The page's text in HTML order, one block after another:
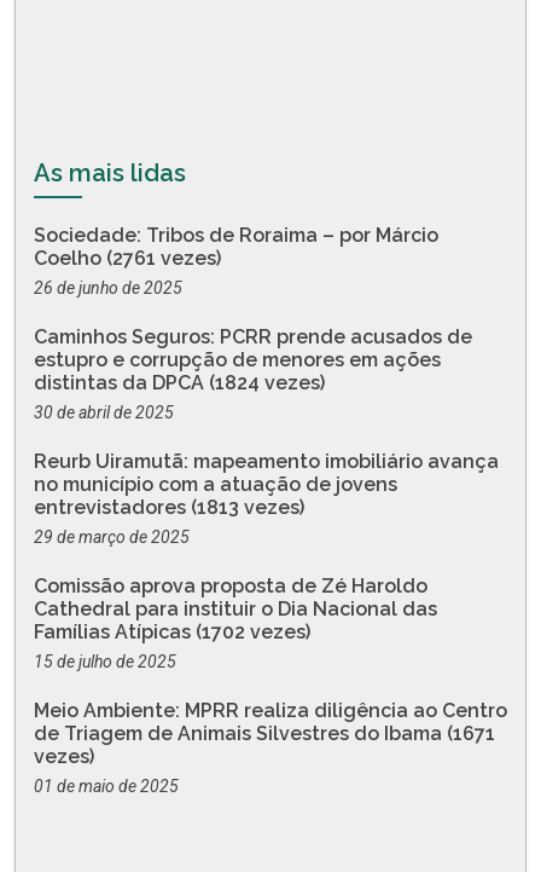
As mais lidas
Sociedade: Tribos de Roraima – por Márcio
Coelho (2761 vezes)
26 de junho de 2025
Caminhos Seguros: PCRR prende acusados de
estupro e corrupção de menores em ações
distintas da DPCA (1824 vezes)
30 de abril de 2025
Reurb Uiramutã: mapeamento imobiliário avança
no município com a atuação de jovens
entrevistadores (1813 vezes)
29 de março de 2025
Comissão aprova proposta de Zé Haroldo
Cathedral para instituir o Dia Nacional das
Famílias Atípicas (1702 vezes)
15 de julho de 2025
Meio Ambiente: MPRR realiza diligência ao Centro
de Triagem de Animais Silvestres do Ibama (1671
vezes)
01 de maio de 2025